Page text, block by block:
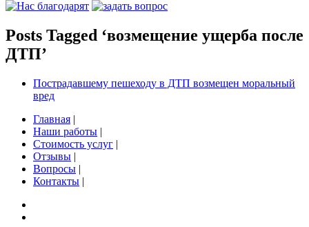
Posts Tagged ‘возмещение ущерба после
ДТП’
Пострадавшему пешеходу в ДТП возмещен моральный
вред
Главная |
Наши работы |
Стоимость услуг |
Отзывы |
Вопросы |
Контакты |